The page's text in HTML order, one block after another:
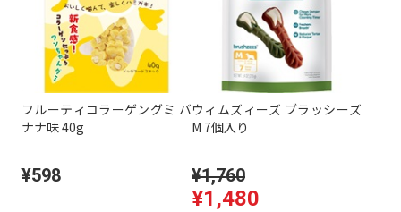
フルーティコラーゲングミ バ
ナナ味 40g
¥598
ウィムズィーズ ブラッシーズ
M 7個入り
¥1,760
¥1,480